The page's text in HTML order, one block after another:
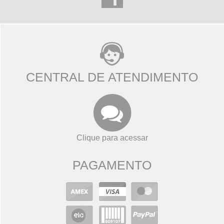
CENTRAL DE ATENDIMENTO
Clique para acessar
PAGAMENTO